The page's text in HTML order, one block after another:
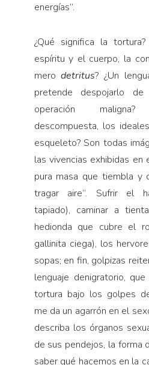
energías”.
¿Qué significa la
espíritu y el cuerpo, la
merodetritus? ¿Un
pretende despojarlo
operación
descompuesta, los
esqueleto? Son todas
las vivencias exhibidas en
pura masa que tiembla y
tragar aire”. Sufrir el
tapiado), caminar a
hedionda que cubre el
gallinita ciega), los
sopas; en fin, golpizas
lenguaje denigratorio,
tortura bajo los golpes
me da un agarrón en el
describa los órganos
de sus pendejos, la forma
saber qué hacemos en la